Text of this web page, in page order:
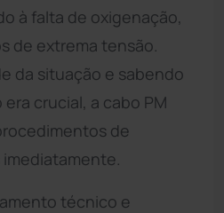
à falta de oxigenação,
de extrema tensão.
da situação e sabendo
crucial, a cabo PM
de
técnico e